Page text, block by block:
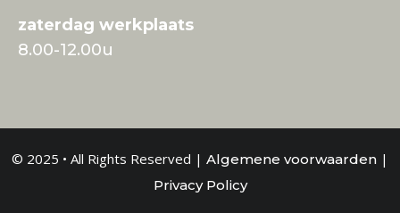
zaterdag werkplaats
8.00-12.00u
© 2025 • All Rights Reserved | Algemene voorwaarden |
Privacy Policy